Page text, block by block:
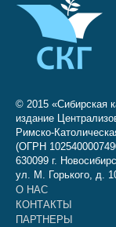
© 2015 «Сибирская
издание
Римско-
(ОГРН
630099 г.
ул. М. Горького, д.
О НАС
КОНТАКТЫ
ПАРТНЕРЫ